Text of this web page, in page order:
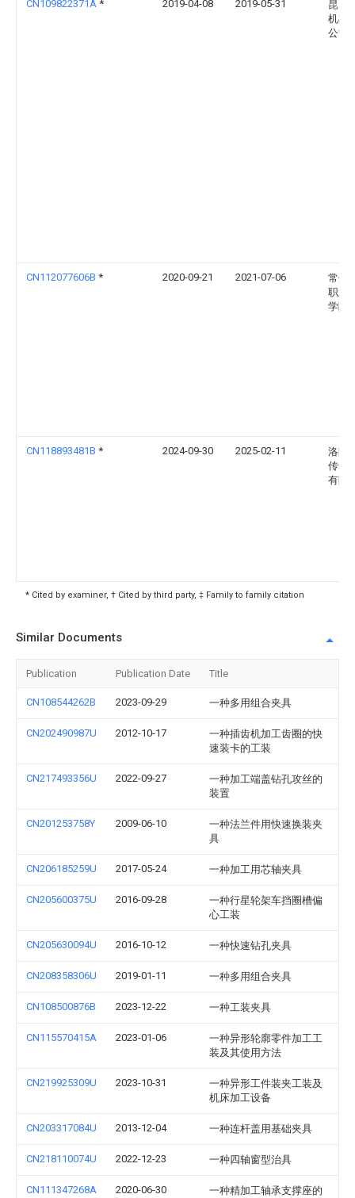
CN109822371A * 2019-04-08 2019-05-31
昆山
机械
公司
CN112077606B * 2020-09-21 2021-07-06
常州
职业
学院
CN118893481B * 2024-09-30 2025-02-11
洛阳
传动
有限
* Cited by examiner, † Cited by third party, ‡ Family to family citation
Similar Documents
Publication Publication Date Title
CN108544262B 2023-09-29 一种多用组合夹具
CN202490987U 2012-10-17
一种插齿机加工齿圈的快
速装卡的工装
CN217493356U 2022-09-27
一种加工端盖钻孔攻丝的
装置
CN201253758Y 2009-06-10
一种法兰件用快速换装夹
具
CN206185259U 2017-05-24 一种加工用芯轴夹具
CN205600375U 2016-09-28
一种行星轮架车挡圈槽偏
心工装
CN205630094U 2016-10-12 一种快速钻孔夹具
CN208358306U 2019-01-11 一种多用组合夹具
CN108500876B 2023-12-22 一种工装夹具
CN115570415A 2023-01-06
一种异形轮廓零件加工工
装及其使用方法
CN219925309U 2023-10-31
一种异形工件装夹工装及
机床加工设备
CN203317084U 2013-12-04 一种连杆盖用基础夹具
CN218110074U 2022-12-23 一种四轴窗型治具
CN111347268A 2020-06-30
一种精加工轴承支撑座的